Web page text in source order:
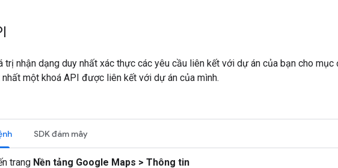
trị nhận dạng duy nhất xác thực các yêu cầu liên kết với dự án của bạn cho
nhất một khoá API được liên kết với dự án của mình.
SDK đám mây
trang Nền tảng Google Maps > Thông tin